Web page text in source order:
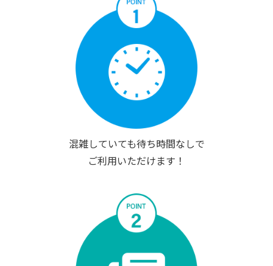
混雑していても待ち時間なしで
ご利用いただけます！